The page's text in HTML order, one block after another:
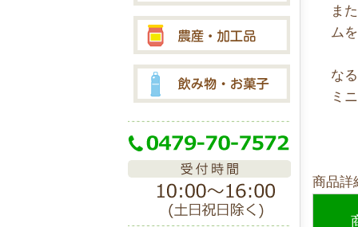
ま
ム
な
ミ
商品詳